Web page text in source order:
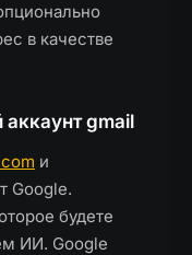
в качестве
аккаунт gmail
и
Google.
будете
ИИ. Google